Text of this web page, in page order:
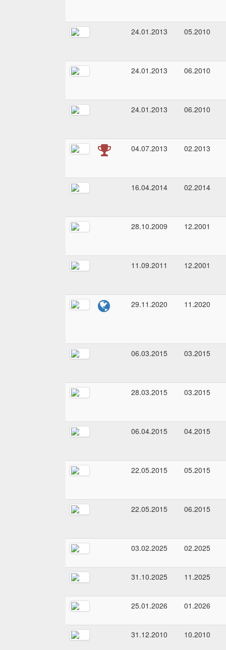
24.01.2013 05.2010
24.01.2013 06.2010
24.01.2013 06.2010
04.07.2013 02.2013
16.04.2014 02.2014
28.10.2009 12.2001
11.09.2011 12.2001
29.11.2020 11.2020
06.03.2015 03.2015
28.03.2015 03.2015
06.04.2015 04.2015
22.05.2015 05.2015
22.05.2015 06.2015
03.02.2025 02.2025
31.10.2025 11.2025
25.01.2026 01.2026
31.12.2010 10.2010